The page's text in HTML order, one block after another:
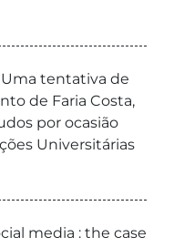
Uma tentativa de
de Faria Costa,
por ocasião
Universitárias
media : the case